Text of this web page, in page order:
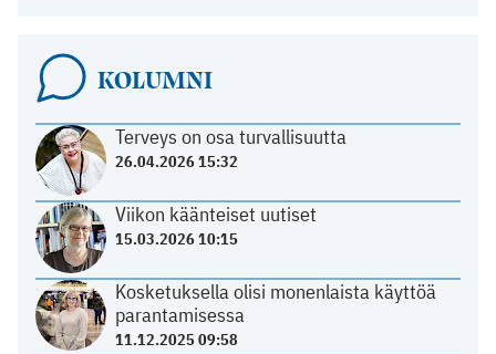
KOLUMNI
Terveys on osa turvallisuutta
26.04.2026 15:32
Viikon käänteiset uutiset
15.03.2026 10:15
Kosketuksella olisi monenlaista käyttöä
parantamisessa
11.12.2025 09:58